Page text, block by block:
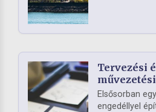
Tervezési
Elsősorban
engedéllyel